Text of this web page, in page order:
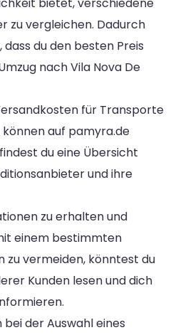
zu vergleichen. Dadurch
du den besten Preis
nach Vila Nova De
für Transporte
können auf pamyra.de
du eine Übersicht
und ihre
zu erhalten und
einem bestimmten
vermeiden, könntest du
Kunden lesen und dich
der Auswahl eines